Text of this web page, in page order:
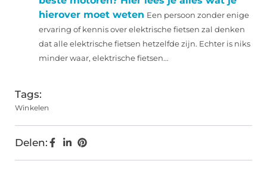
hierover moet weten Een persoon zonder enige
ervaring of kennis over elektrische fietsen zal denken
dat alle elektrische fietsen hetzelfde zijn. Echter is niks
minder waar, elektrische fietsen...
Tags:
Winkelen
Delen: